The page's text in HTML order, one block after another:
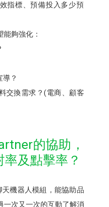
指標、預備投入多少預
能夠強化：
？
換需求？(電商、顧客
的協助，
及點擊率？
機器人模組，能協助品
一次又一次的互動了解消